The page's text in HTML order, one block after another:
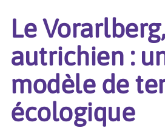
Le
autrichien :
modèle de
écologique